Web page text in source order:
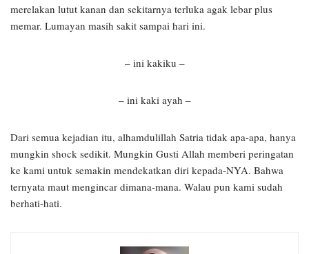
merelakan lutut kanan dan sekitarnya terluka agak lebar plus
memar. Lumayan masih sakit sampai hari ini.
– ini kakiku –
– ini kaki ayah –
Dari semua kejadian itu, alhamdulillah Satria tidak apa-apa, hanya
mungkin shock sedikit. Mungkin Gusti Allah memberi peringatan
ke kami untuk semakin mendekatkan diri kepada-NYA. Bahwa
ternyata maut mengincar dimana-mana. Walau pun kami sudah
berhati-hati.